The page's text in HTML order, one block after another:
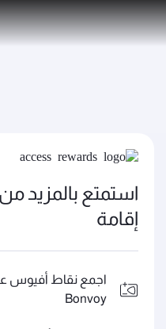
PRIVILEGE
CLUB
استمتع بالمزيد
إقامة
Bonvoy